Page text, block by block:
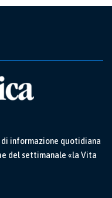
informazione quotidiana
del settimanale «la Vita